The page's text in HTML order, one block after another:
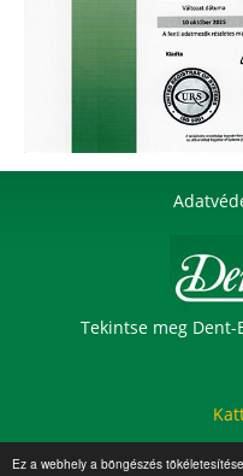
Ez a webhely a böngészés
Tekintse meg